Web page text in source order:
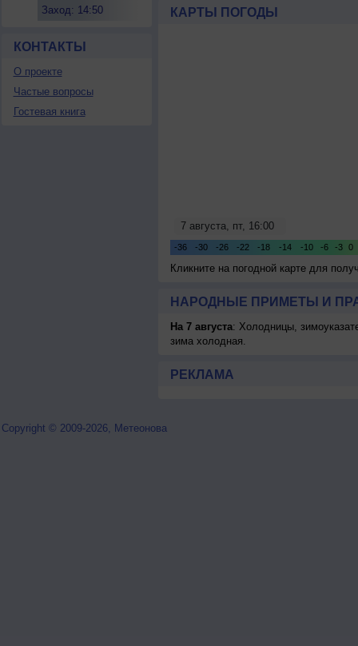
Заход: 14:50
КОНТАКТЫ
О проекте
Частые вопросы
Гостевая книга
КАРТЫ ПОГОДЫ
Кликните на погодной карте для
НАРОДНЫЕ ПРИМЕТЫ И
На 7 августа: Холодницы,
зима холодная.
РЕКЛАМА
Copyright © 2009-2026, Метеонова